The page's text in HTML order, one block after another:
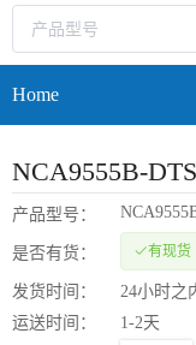
Home
NCA9555B-
产品型号：
是否有货： 有现货
发货时间：
24小时之
运送时间：
1-2天